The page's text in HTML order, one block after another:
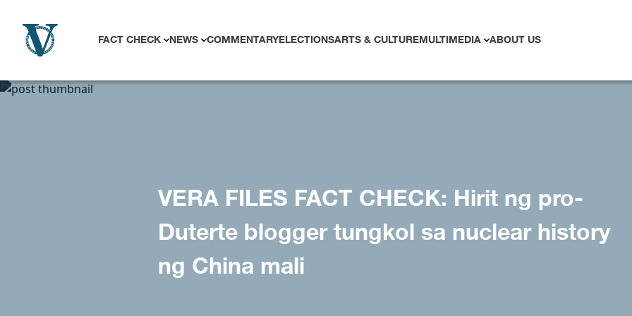
FACT CHECK NEWS COMMENTARYELECTIONSARTS & CULTUREMULTIMEDIA ABOUT US
VERA FILES FACT CHECK: Hirit ng pro-
Duterte blogger tungkol sa nuclear history
ng China mali